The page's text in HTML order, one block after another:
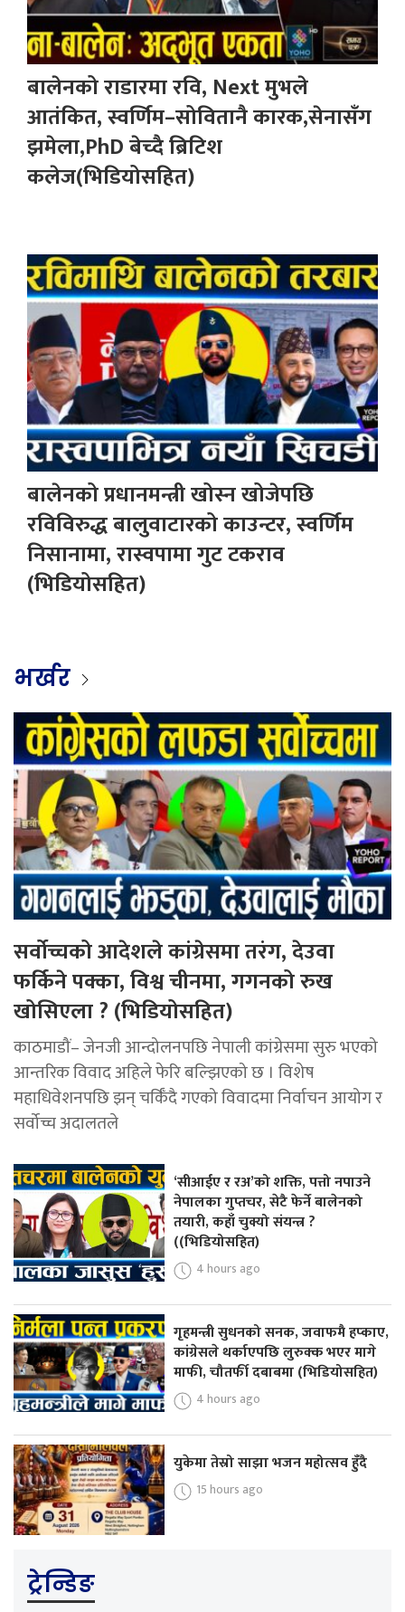
बालेनको राडारमा रवि, Next मुभले
आतंकित, स्वर्णिम–सोवितानै कारक,सेनासँग
झमेला,PhD बेच्दै ब्रिटिश
कलेज(भिडियोसहित)
बालेनको प्रधानमन्त्री खोस्न खोजेपछि
रविविरुद्ध बालुवाटारको काउन्टर, स्वर्णिम
निसानामा, रास्वपामा गुट टकराव
(भिडियोसहित)
भर्खर
सर्वोच्चको आदेशले कांग्रेसमा तरंग, देउवा
फर्किने पक्का, विश्व चीनमा, गगनको रुख
खोसिएला ? (भिडियोसहित)
काठमाडौं– जेनजी आन्दोलनपछि नेपाली कांग्रेसमा सुरु भएको
आन्तरिक विवाद अहिले फेरि बल्झिएको छ । विशेष
महाधिवेशनपछि झन् चर्किँदै गएको विवादमा निर्वाचन आयोग र
सर्वोच्च अदालतले
‘सीआईए र रअ’को शक्ति, पत्तो नपाउने
नेपालका गुप्तचर, सेटै फेर्ने बालेनको
तयारी, कहाँ चुक्यो संयन्त्र ?
((भिडियोसहित)
4 hours ago
गृहमन्त्री सुधनको सनक, जवाफमै हप्काए,
कांग्रेसले थर्काएपछि लुरुक्क भएर मागे
माफी, चौतर्फी दबाबमा (भिडियोसहित)
4 hours ago
युकेमा तेस्रो साझा भजन महोत्सव हुँदै
15 hours ago
ट्रेन्डिङ